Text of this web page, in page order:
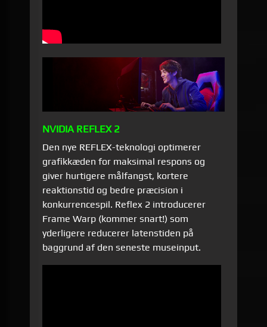
NVIDIA REFLEX 2
Den nye REFLEX-teknologi optimerer
grafik­kæden for maksimal respons og
giver hurtigere mål­fangst, kortere
reaktionstid og bedre præcision i
konkurrencespil. Reflex 2 introducerer
Frame Warp (kommer snart!) som
yderligere reducerer latenstiden på
baggrund af den seneste museinput.